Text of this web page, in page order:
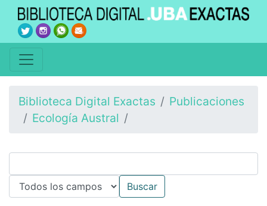
Biblioteca Digital Exactas
Publicaciones
Ecología Austral